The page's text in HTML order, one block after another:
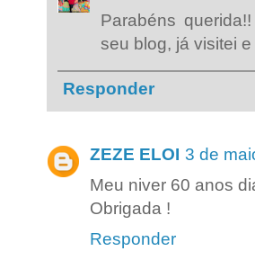
Parabéns
seu blog, já visitei
Responder
ZEZE ELOI 3 de
Meu niver 60 anos
Obrigada !
Responder